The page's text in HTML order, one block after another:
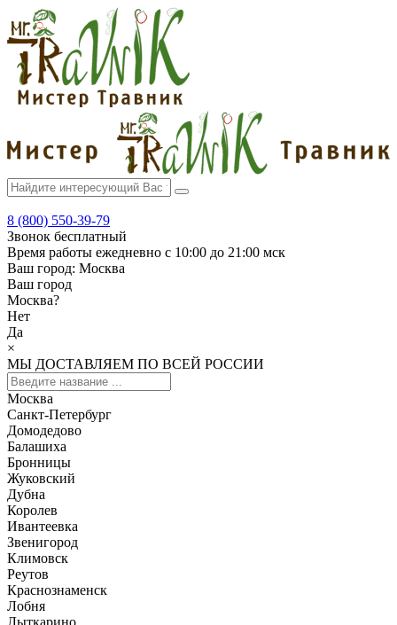
8 (800) 550-39-79
Звонок бесплатный
Время работы ежедневно с 10:00 до 21:00 мск
Ваш город: Москва
Ваш город
Москва?
Нет
Да
×
МЫ ДОСТАВЛЯЕМ ПО ВСЕЙ РОССИИ
Москва
Санкт-Петербург
Домодедово
Балашиха
Бронницы
Жуковский
Дубна
Королев
Ивантеевка
Звенигород
Климовск
Реутов
Краснознаменск
Лобня
Лыткарино